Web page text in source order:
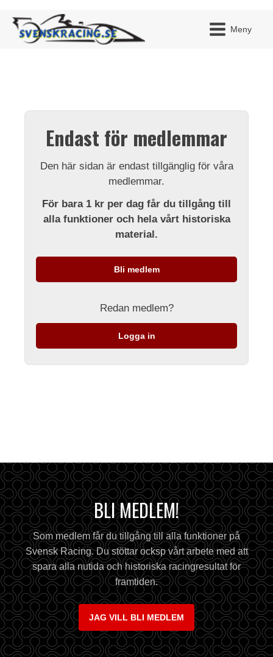
Meny
Endast för medlemmar
Den här sidan är endast tillgänglig för våra
medlemmar.
För bara 1 kr per dag får du tillgång till
alla funktioner och hela vårt historiska
material.
Bli medlem
Redan medlem?
Logga in
BLI MEDLEM!
Som medlem får du tillgång till alla funktioner på
Svensk Racing. Du stöttar ocksp vårt arbete med att
spara alla nutida och historiska racingresultat för
framtiden.
JAG VILL BLI MEDLEM